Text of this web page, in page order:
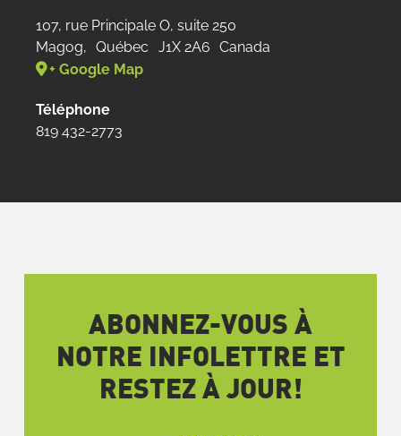
107, rue Principale O, suite 250
Magog, Québec J1X 2A6 Canada
+ Google Map
Téléphone
819 432-2773
ABONNEZ-VOUS À
NOTRE INFOLETTRE ET
RESTEZ À JOUR!